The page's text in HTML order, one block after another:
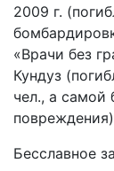
2009 г.
«Врачи без
Кундуз
чел., а самой
Бесславное